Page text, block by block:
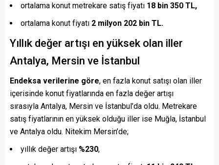
ortalama konut metrekare satış fiyatı 18 bin 350 TL,
ortalama konut fiyatı 2 milyon 202 bin TL.
Yıllık değer artışı en yüksek olan iller
Antalya, Mersin ve İstanbul
Endeksa verilerine göre, en fazla konut satışı olan iller
içerisinde konut fiyatlarında en fazla değer artışı
sırasıyla Antalya, Mersin ve İstanbul’da oldu. Metrekare
satış fiyatlarının en yüksek olduğu iller ise Muğla, İstanbul
ve Antalya oldu. Nitekim Mersin’de;
yıllık değer artışı %230,